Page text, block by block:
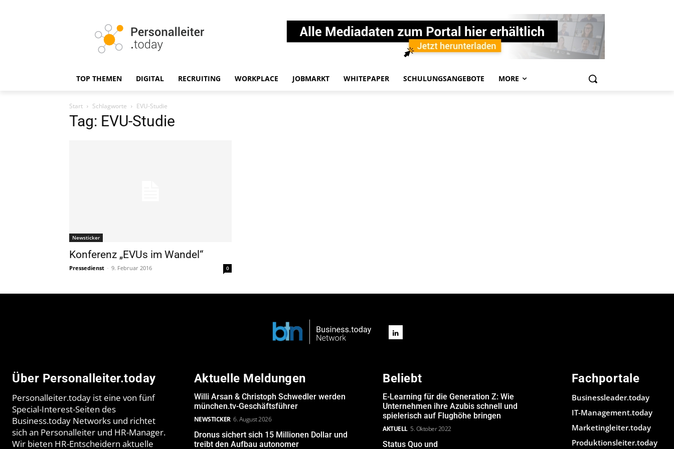
TOP THEMEN DIGITAL RECRUITING WORKPLACE JOBMARKT WHITEPAPER SCHULUNGSANGEBOTE MORE
Start Schlagworte EVU-Studie
Tag: EVU-Studie
Newsticker
Konferenz „EVUs im Wandel“
Pressedienst - 9. Februar 2016 0
Über Personalleiter.today
Personalleiter.today ist eine von fünf
Special-Interest-Seiten des
Business.today Networks und richtet
sich an Personalleiter und HR-Manager.
Wir bieten HR-Entscheidern aktuelle
Aktuelle Meldungen
Willi Arsan & Christoph Schwedler werden
münchen.tv-Geschäftsführer
NEWSTICKER 6. August 2026
Dronus sichert sich 15 Millionen Dollar und
treibt den Aufbau autonomer
Beliebt
E-Learning für die Generation Z: Wie
Unternehmen ihre Azubis schnell und
spielerisch auf Flughöhe bringen
AKTUELL 5. Oktober 2022
Status Quo und
Fachportale
Businessleader.today
IT-Management.today
Marketingleiter.today
Produktionsleiter.today